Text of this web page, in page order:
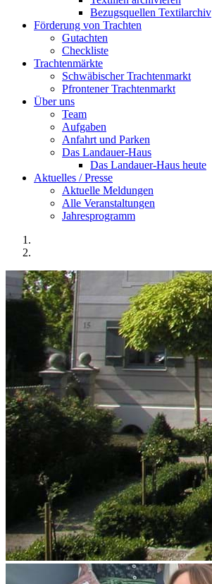
Bezugsquellen Textilarchiv
Förderung von Trachten
Gutachten
Checkliste
Trachtenmärkte
Schwäbischer Trachtenmarkt
Pfrontener Trachtenmarkt
Über uns
Team
Aufgaben
Anfahrt und Parken
Das Landauer-Haus
Das Landauer-Haus heute
Aktuelles / Presse
Aktuelle Meldungen
Alle Veranstaltungen
Jahresprogramm